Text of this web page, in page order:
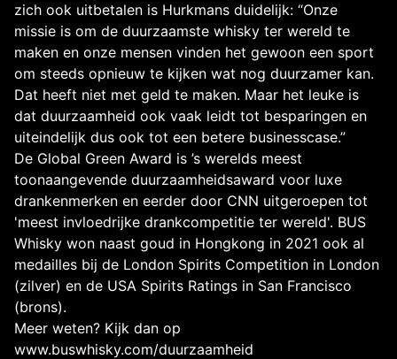
zich ook uitbetalen is Hurkmans duidelijk: “Onze
missie is om de duurzaamste whisky ter wereld te
maken en onze mensen vinden het gewoon een sport
om steeds opnieuw te kijken wat nog duurzamer kan.
Dat heeft niet met geld te maken. Maar het leuke is
dat duurzaamheid ook vaak leidt tot besparingen en
uiteindelijk dus ook tot een betere businesscase.”
De Global Green Award is ’s werelds meest
toonaangevende duurzaamheidsaward voor luxe
drankenmerken en eerder door CNN uitgeroepen tot
'meest invloedrijke drankcompetitie ter wereld'. BUS
Whisky won naast goud in Hongkong in 2021 ook al
medailles bij de London Spirits Competition in London
(zilver) en de USA Spirits Ratings in San Francisco
(brons).
Meer weten? Kijk dan op
www.buswhisky.com/duurzaamheid